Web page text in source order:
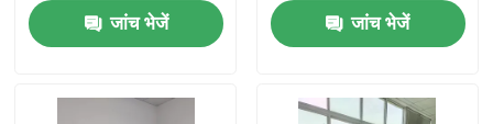
घर
जांच भेजें
जांच भेजें